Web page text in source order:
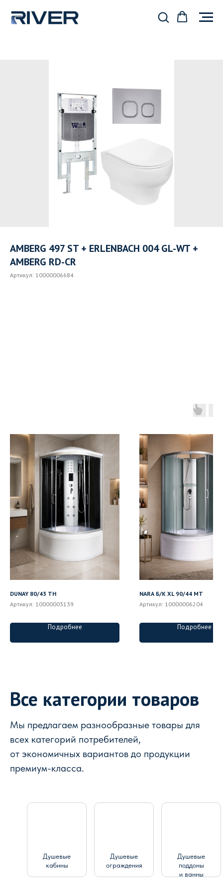
AMBERG 497 ST + ERLENBACH 004 GL-WT +
AMBERG RD-CR
Артикул: 10000006684
DUNAY 80/43 TH
Артикул: 10000003139
Подробнее
NARA Б/К XL 90/44 MT
Артикул: 10000006204
Подробнее
Все категории товаров
Мы предлагаем разнообразные товары для
всех категорий потребителей,
от экономичных вариантов до продукции
премиум-класса.
Душевые
кабины
Душевые
ограждения
Душевые
поддоны
и ванны